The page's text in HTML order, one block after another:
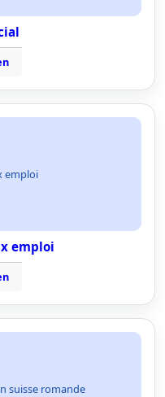
emploi
emploi
suisse romande